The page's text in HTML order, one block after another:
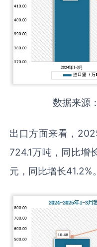
数据来源
出口方面来看，
724.1万吨，同比增
元，同比增长41.2%。